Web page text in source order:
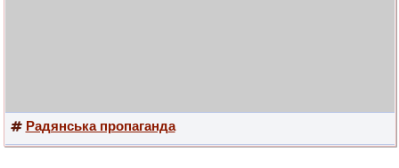
Радянська пропаганда